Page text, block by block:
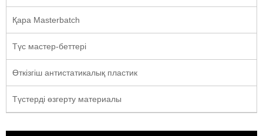
Қара Masterbatch
Түс мастер-беттері
Өткізгіш антистатикалық пластик
Түстерді өзгерту материалы